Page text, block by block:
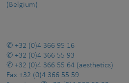
(Belgium)
+32 (0)4 366 95 16
+32 (0)4 366 55 93
+32 (0)4 366 55 64 (aesthetics)
Fax +32 (0)4 366 55 59